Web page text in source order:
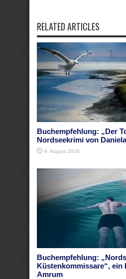
RELATED ARTICLES
Buchempfehlung: „Der
Nordseekrimi von
9. August 2026
Buchempfehlung:
Küstenkommissare“, ein
Amrum